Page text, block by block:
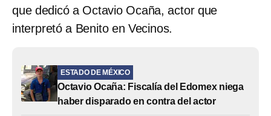
que dedicó a Octavio Ocaña, actor que
interpretó a Benito en Vecinos.
ESTADO DE MÉXICO
Octavio Ocaña: Fiscalía del Edomex niega
haber disparado en contra del actor